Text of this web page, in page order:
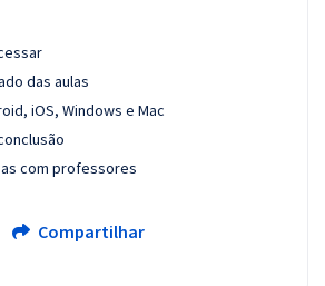
das aulas
iOS, Windows e Mac
com professores
Compartilhar